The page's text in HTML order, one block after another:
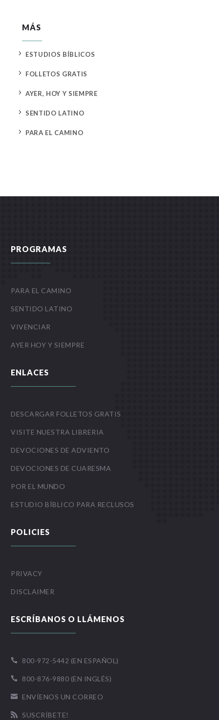
MÁS
5 ESTUDIOS BÍBLICOS
5 FOLLETOS GRATIS
5 AYER, HOY Y SIEMPRE
5 SENTIDO LATINO
5 PARA EL CAMINO
PROGRAMAS
PARA EL CAMINO
SENTIDO LATINO
VIVENCIAR
AYER HOY Y SIEMPRE
ENLACES
DESCARGAR FOLLETOS GRATIS
VISITE NUESTRA LIBRERIA
DEVOCIONES DE ADVIENTO
DEVOCIONES DE CUARESMA
POR EL MUNDO
ESTUDIO BÍBLICO PARA RECLUSOS
POLICIES
PRIVACY
DISCLAIMER
ESCRÍBANOS O LLÁMENOS
 800-972-5442 (EN ESPAÑOL)
 800-876-9880 (EN INGLÉS)
 ENVÍENOS UN CORREO
 SUSCRÍBETE!